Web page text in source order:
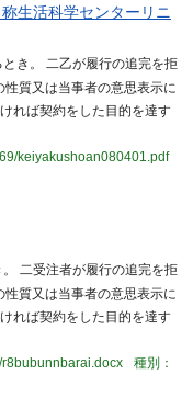
生活科学センターリニ
き。 二乙が履行の追完を拒
性質又は当事者の意思表示に
れば契約をした目的を達す
keiyakushoan080401.pdf
二受注者が履行の追完を拒
性質又は当事者の意思表示に
れば契約をした目的を達す
r8bubunnbarai.docx
種別：